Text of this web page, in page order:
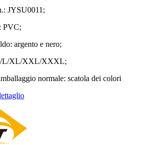
JYSU0011;
PVC;
argento e nero;
L/XL/XXL/XXXL;
normale: scatola dei colori